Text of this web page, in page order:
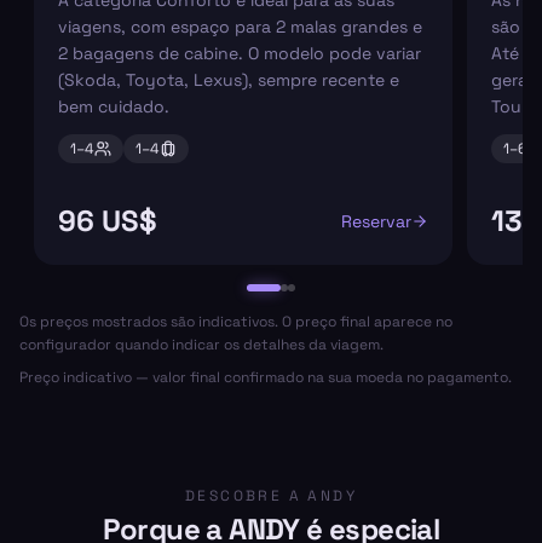
viagens, com espaço para 2 malas grandes e
2 bagagens de cabine. O modelo pode variar
(Skoda, Toyota, Lexus), sempre recente e
bem cuidado.
1–4 1–4
96 US$ Reservar
são
Até 6
1–6
Os preços mostrados são indicativos. O preço final aparece no
configurador quando indicar os detalhes da viagem.
Preço indicativo — valor final confirmado na sua moeda no pagamento.
DESCOBRE A ANDY
Porque a ANDY é especial